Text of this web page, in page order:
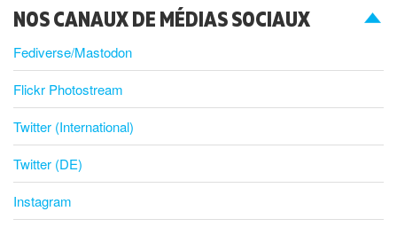
NOS CANAUX DE MÉDIAS SOCIAUX
Fediverse/Mastodon
Flickr Photostream
Twitter (International)
Twitter (DE)
Instagram